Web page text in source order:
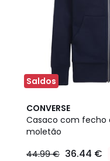
Saldos
CONVERSE
Casaco com fecho
moletão
€
44.99 € 36.44 €
5
/
5